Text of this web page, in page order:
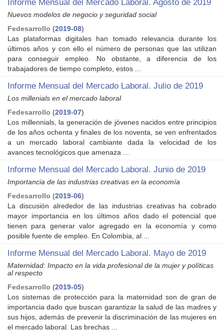
Informe Mensual del Mercado Laboral. Agosto de 2019
Nuevos modelos de negocio y seguridad social
Fedesarrollo (2019-08)
Las plataformas digitales han tomado relevancia durante los
últimos años y con ello el número de personas que las utilizan
para conseguir empleo. No obstante, a diferencia de los
trabajadores de tiempo completo, estos ...
Informe Mensual del Mercado Laboral. Julio de 2019
Los millenials en el mercado laboral
Fedesarrollo (2019-07)
Los millennials, la generación de jóvenes nacidos entre principios
de los años ochenta y finales de los noventa, se ven enfrentados
a un mercado laboral cambiante dada la velocidad de los
avances tecnológicos que amenaza ...
Informe Mensual del Mercado Laboral. Junio de 2019
Importancia de las industrias creativas en la economía
Fedesarrollo (2019-06)
La discusión alrededor de las industrias creativas ha cobrado
mayor importancia en los últimos años dado el potencial que
tienen para generar valor agregado en la economía y como
posible fuente de empleo. En Colombia, al ...
Informe Mensual del Mercado Laboral. Mayo de 2019
Maternidad: Impacto en la vida profesional de la mujer y políticas
al respecto
Fedesarrollo (2019-05)
Los sistemas de protección para la maternidad son de gran de
importancia dado que buscan garantizar la salud de las madres y
sus hijos, además de prevenir la discriminación de las mujeres en
el mercado laboral. Las brechas ...